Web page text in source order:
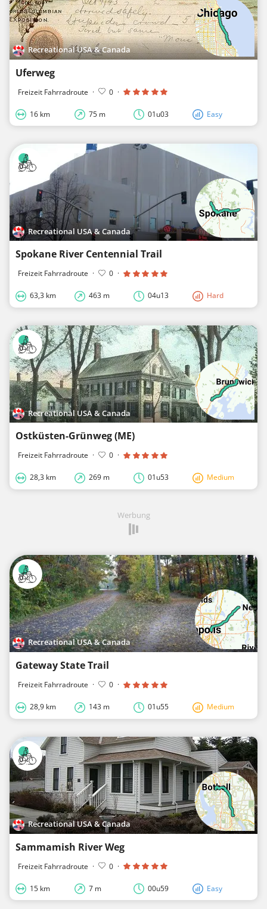
Recreational USA & Canada
Uferweg
Freizeit Fahrradroute · 0 ·
16 km 75 m 01u03 Easy
Recreational USA & Canada
Spokane River Centennial Trail
Freizeit Fahrradroute · 0 ·
63,3 km 463 m 04u13 Hard
Recreational USA & Canada
Ostküsten-Grünweg (ME)
Freizeit Fahrradroute · 0 ·
28,3 km 269 m 01u53 Medium
Werbung
Recreational USA & Canada
Gateway State Trail
Freizeit Fahrradroute · 0 ·
28,9 km 143 m 01u55 Medium
Recreational USA & Canada
Sammamish River Weg
Freizeit Fahrradroute · 0 ·
15 km 7 m 00u59 Easy